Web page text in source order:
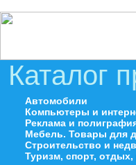
Каталог
Автомобили
Компьютеры и
Реклама и
Мебель. Товары для
Строительство и
Туризм, спорт, отдых,